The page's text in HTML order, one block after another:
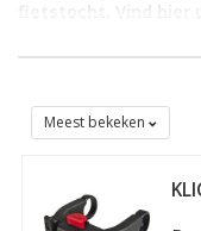
fietsverlichting,
De selectie
pagina's bestaat uit
fietstas?
Meest bekeken